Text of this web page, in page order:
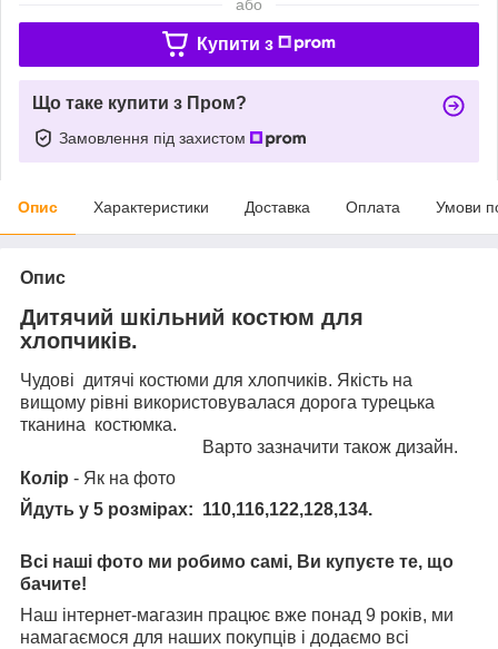
або
Купити з
Що таке купити з Пром?
Замовлення під захистом
Опис Характеристики Доставка Оплата Умови
Опис
Дитячий шкільний костюм для
хлопчиків.
Чудові дитячі костюми для хлопчиків. Якість на
вищому рівні використовувалася дорога турецька
тканина костюмка.
Варто зазначити також дизайн.
Колір - Як на фото
Йдуть у 5 розмірах: 110,116,122,128,134.
Всі наші фото ми робимо самі, Ви купуєте те, що
бачите!
Наш інтернет-магазин працює вже понад 9 років, ми
намагаємося для наших покупців і додаємо всі